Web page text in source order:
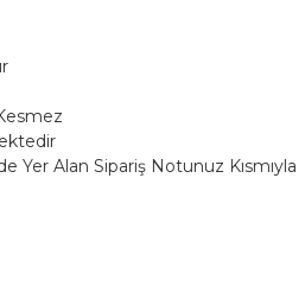
Yer Alan Sipariş Notunuz Kısmıyla